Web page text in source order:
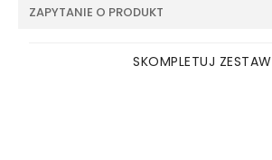
ZAPYTANIE O PRODUKT
SKOMPLETUJ ZESTAW